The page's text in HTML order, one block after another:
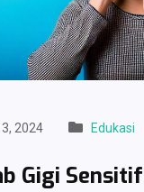
2024 Edukasi
Gigi Sensitif